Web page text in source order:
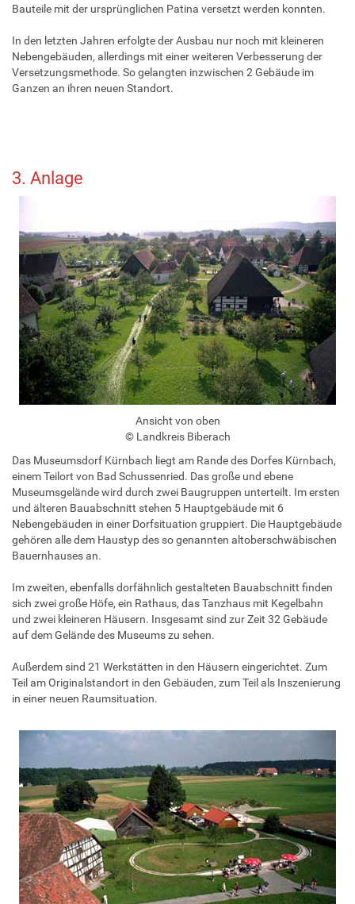
Bauteile mit der ursprünglichen Patina versetzt werden konnten.
In den letzten Jahren erfolgte der Ausbau nur noch mit kleineren
Nebengebäuden, allerdings mit einer weiteren Verbesserung der
Versetzungsmethode. So gelangten inzwischen 2 Gebäude im
Ganzen an ihren neuen Standort.
3. Anlage
Ansicht von oben
© Landkreis Biberach
Das Museumsdorf Kürnbach liegt am Rande des Dorfes Kürnbach,
einem Teilort von Bad Schussenried. Das große und ebene
Museumsgelände wird durch zwei Baugruppen unterteilt. Im ersten
und älteren Bauabschnitt stehen 5 Hauptgebäude mit 6
Nebengebäuden in einer Dorfsituation gruppiert. Die Hauptgebäude
gehören alle dem Haustyp des so genannten altoberschwäbischen
Bauernhauses an.
Im zweiten, ebenfalls dorfähnlich gestalteten Bauabschnitt finden
sich zwei große Höfe, ein Rathaus, das Tanzhaus mit Kegelbahn
und zwei kleineren Häusern. Insgesamt sind zur Zeit 32 Gebäude
auf dem Gelände des Museums zu sehen.
Außerdem sind 21 Werkstätten in den Häusern eingerichtet. Zum
Teil am Originalstandort in den Gebäuden, zum Teil als Inszenierung
in einer neuen Raumsituation.